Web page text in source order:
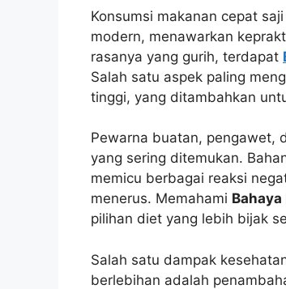
Konsumsi makanan cepat
modern, menawarkan
rasanya yang gurih, terdapat
Salah satu aspek paling
tinggi, yang ditambahkan
Pewarna buatan, pengawet,
yang sering ditemukan.
memicu berbagai reaksi
menerus. Memahami
pilihan diet yang lebih bijak
Salah satu dampak
berlebihan adalah